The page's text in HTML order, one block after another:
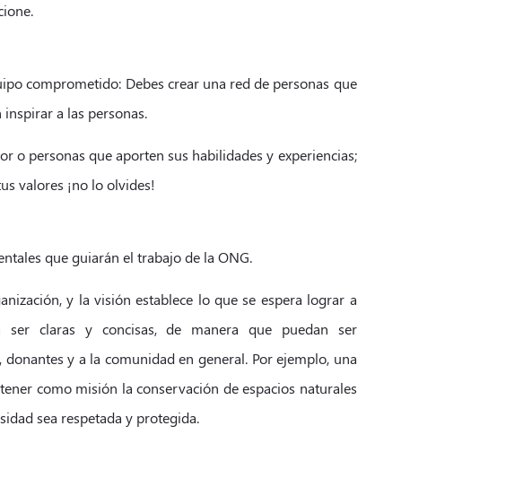
comprometido: Debes crear una red de personas que
a las personas.
o personas que aporten sus habilidades y experiencias;
valores ¡no lo olvides!
que guiarán el trabajo de la ONG.
y la visión establece lo que se espera lograr a
ser claras y concisas, de manera que puedan ser
y a la comunidad en general. Por ejemplo, una
como misión la conservación de espacios naturales
sea respetada y protegida.